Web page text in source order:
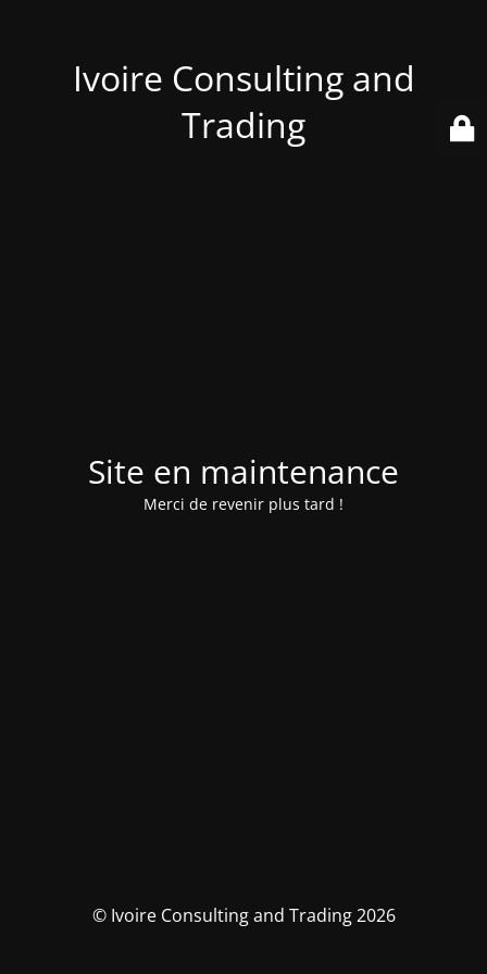
Ivoire Consulting and
Trading
Site en maintenance
Merci de revenir plus tard !
© Ivoire Consulting and Trading 2026